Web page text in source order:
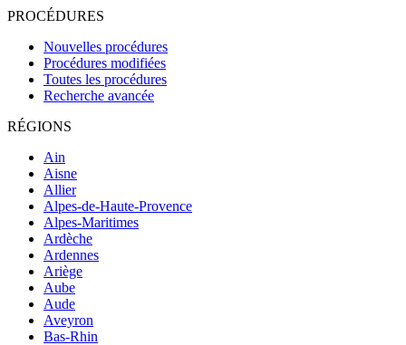
PROCÉDURES
Nouvelles procédures
Procédures modifiées
Toutes les procédures
Recherche avancée
RÉGIONS
Ain
Aisne
Allier
Alpes-de-Haute-Provence
Alpes-Maritimes
Ardèche
Ardennes
Ariège
Aube
Aude
Aveyron
Bas-Rhin